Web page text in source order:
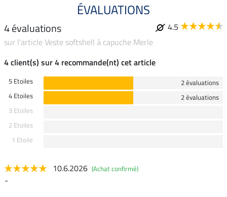
ÉVALUATIONS
4 évaluations
4.5
sur l'article Veste softshell à capuche Merle
4 client(s) sur 4 recommande(nt) cet article
5 Etoiles
2 évaluations
4 Etoiles
2 évaluations
3 Etoiles
2 Etoiles
1 Etoile
10.6.2026 (Achat confirmé)
-